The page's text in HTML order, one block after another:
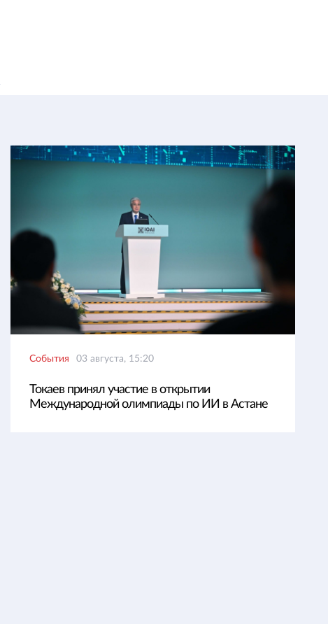
События 03 августа, 15:20
Токаев принял участие в открытии
Международной олимпиады по ИИ в Астане